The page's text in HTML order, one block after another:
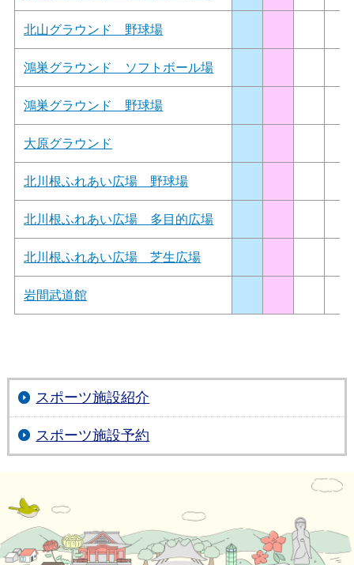
北山グラウンド 野球場
鴻巣グラウンド ソフトボール場
鴻巣グラウンド 野球場
大原グラウンド
北川根ふれあい広場 野球場
北川根ふれあい広場 多目的広場
北川根ふれあい広場 芝生広場
岩間武道館
スポーツ施設紹介
スポーツ施設予約